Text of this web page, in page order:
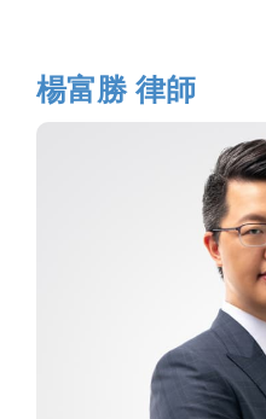
楊富勝 律師